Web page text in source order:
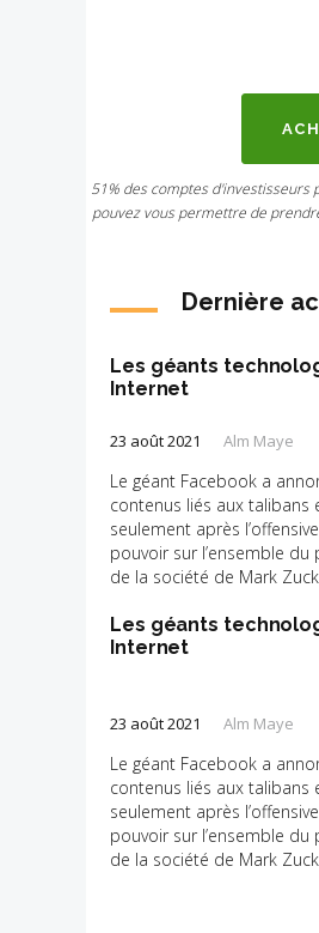
51% des comptes d'investisseurs
pouvez vous permettre de
Dernière
Les géants
Internet
23 août 2021 Alm Maye
Le géant Facebook a
contenus liés aux talibans
seulement après
pouvoir sur l’ensemble
de la société de Mark
Les géants
Internet
23 août 2021 Alm Maye
Le géant Facebook a
contenus liés aux talibans
seulement après
pouvoir sur l’ensemble
de la société de Mark